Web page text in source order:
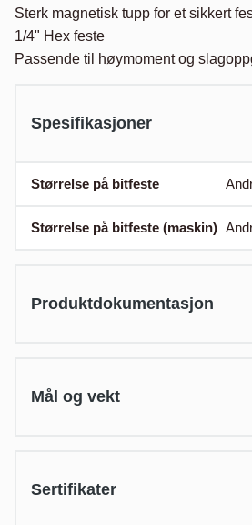
Sterk magnetisk tupp for et sikkert
1/4" Hex feste
Passende til høymoment og
Spesifikasjoner
Størrelse på bitfeste
Størrelse på bitfeste (maskin)
Produktdokumentasjon
Mål og vekt
Sertifikater